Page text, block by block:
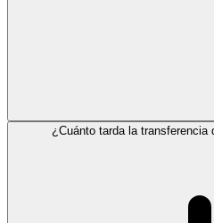
¿Cuánto tarda la transferencia